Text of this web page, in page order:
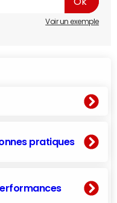
Voir un exemple
pratiques